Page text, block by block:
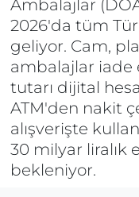
Ambalajlar
2026'da tüm
geliyor. Cam,
ambalajlar
tutarı dijital
ATM'den nakit
alışverişte
30 milyar liralık
bekleniyor.